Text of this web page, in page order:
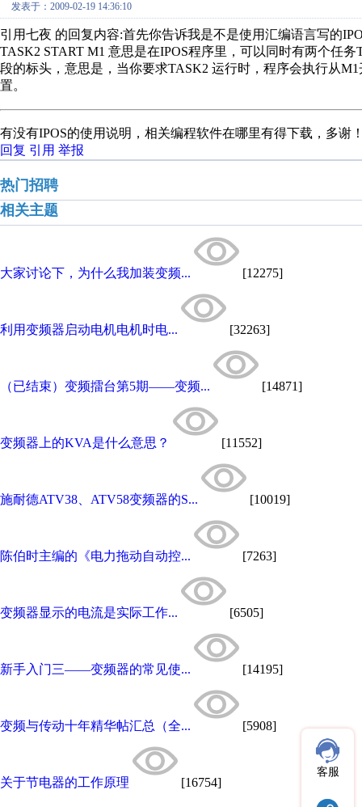
发表于：2009-02-19 14:36:10
引用七夜 的回复内容:首先你告诉我是不是使用汇编语言写的
TASK2 START M1 意思是在IPOS程序里，可以同时有两个任
段的标头，意思是，当你要求TASK2 运行时，程序会执行从
置。
有没有IPOS的使用说明，相关编程软件在哪里有得下载，多谢
回复 引用 举报
热门招聘
相关主题
大家讨论下，为什么我加装变频... [12275]
利用变频器启动电机电机时电... [32263]
（已结束）变频擂台第5期——变频... [14871]
变频器上的KVA是什么意思？ [11552]
施耐德ATV38、ATV58变频器的S... [10019]
陈伯时主编的《电力拖动自动控... [7263]
变频器显示的电流是实际工作... [6505]
新手入门三——变频器的常见使... [14195]
变频与传动十年精华帖汇总（全... [5908]
关于节电器的工作原理 [16754]
客服